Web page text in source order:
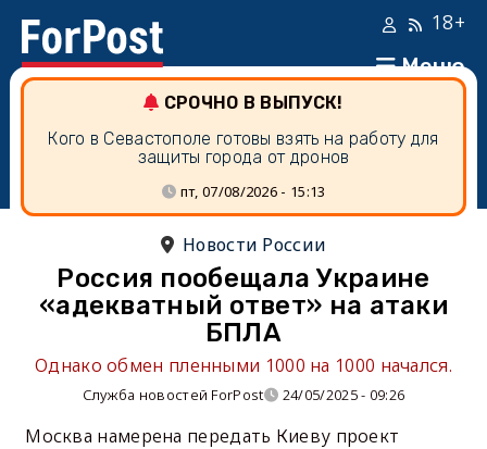
Меню
18+
СРОЧНО В ВЫПУСК!
Кого в Севастополе готовы взять на работу для
защиты города от дронов
пт, 07/08/2026 - 15:13
Новости России
Россия пообещала Украине
«адекватный ответ» на атаки
БПЛА
Однако обмен пленными 1000 на 1000 начался.
Служба новостей ForPost 24/05/2025 - 09:26
Москва намерена передать Киеву проект